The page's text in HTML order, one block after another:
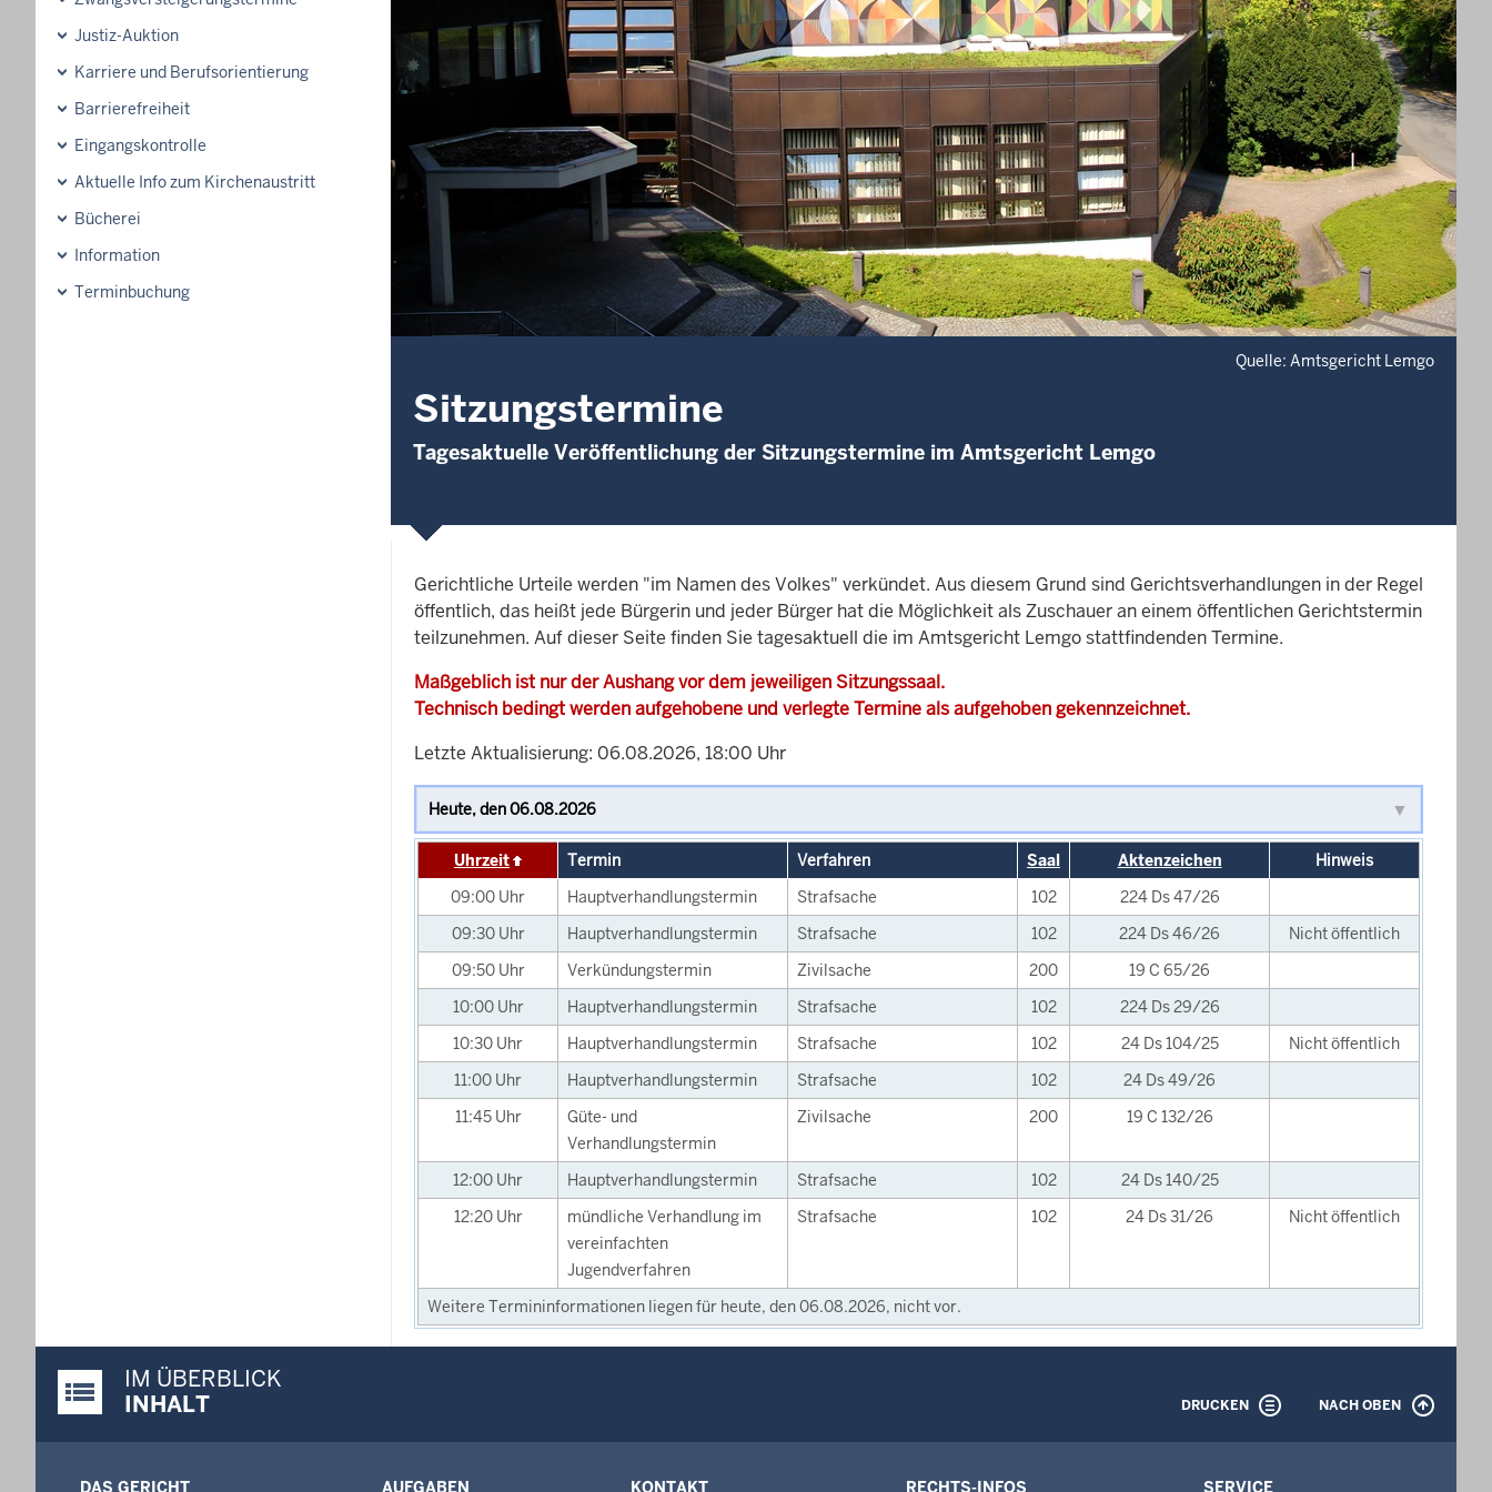
Justiz-Auktion
Karriere und Berufsorientierung
Barrierefreiheit
Eingangskontrolle
Aktuelle Info zum Kirchenaustritt
Bücherei
Information
Terminbuchung
Quelle: Amtsgericht Lemgo
Sitzungstermine
Tagesaktuelle Veröffentlichung der Sitzungstermine im Amtsgericht Lemgo
Gerichtliche Urteile werden "im Namen des Volkes" verkündet. Aus diesem Grund sind Gerichtsverhandlungen in der Regel
öffentlich, das heißt jede Bürgerin und jeder Bürger hat die Möglichkeit als Zuschauer an einem öffentlichen Gerichtstermin
teilzunehmen. Auf dieser Seite finden Sie tagesaktuell die im Amtsgericht Lemgo stattfindenden Termine.
Maßgeblich ist nur der Aushang vor dem jeweiligen Sitzungssaal.
Technisch bedingt werden aufgehobene und verlegte Termine als aufgehoben gekennzeichnet.
Letzte Aktualisierung: 06.08.2026, 18:00 Uhr
Uhrzeit Termin Verfahren Saal Aktenzeichen
Hinweis
09:00 Uhr Hauptverhandlungstermin Strafsache 102
224 Ds 47/26
09:30 Uhr Hauptverhandlungstermin Strafsache 102 224 Ds 46/26
Nicht öffentlich
09:50 Uhr Verkündungstermin Zivilsache 200
19 C 65/26
10:00 Uhr Hauptverhandlungstermin Strafsache 102
224 Ds 29/26
10:30 Uhr Hauptverhandlungstermin Strafsache 102 24 Ds 104/25
Nicht öffentlich
11:00 Uhr Hauptverhandlungstermin Strafsache 102
24 Ds 49/26
11:45 Uhr
Güte- und
Verhandlungstermin
Zivilsache 200 19 C 132/26
12:00 Uhr Hauptverhandlungstermin Strafsache 102
24 Ds 140/25
12:20 Uhr
mündliche Verhandlung im
vereinfachten
Jugendverfahren
Strafsache 102 24 Ds 31/26 Nicht öffentlich
Weitere Termininformationen liegen für heute, den 06.08.2026, nicht vor.
Justiz-Portal im Überblick:
IM ÜBERBLICK
INHALT
DRUCKEN NACH OBEN
DAS GERICHT AUFGABEN KONTAKT RECHTS-INFOS SERVICE